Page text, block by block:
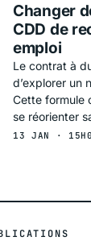
Changer
CDD de
emploi
Le contrat à
d’explorer un
Cette formule
se réorienter
13 JAN ·